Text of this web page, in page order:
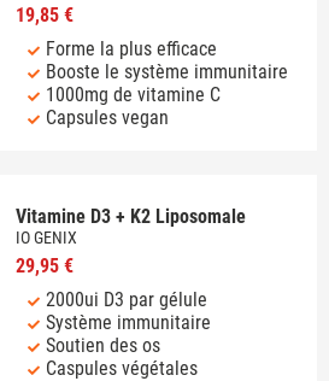
19,85 €
Forme la plus efficace
Booste le système immunitaire
1000mg de vitamine C
Capsules vegan
Vitamine D3 + K2 Liposomale
IO GENIX
29,95 €
2000ui D3 par gélule
Système immunitaire
Soutien des os
Caspules végétales